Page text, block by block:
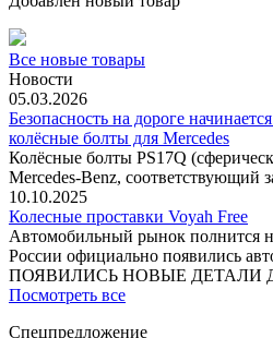
Все новые товары
Новости
05.03.2026
Безопасность на дороге
колёсные болты для Mercedes
Колёсные болты PS17Q
Mercedes‑Benz, соответствующий
10.10.2025
Колесные проставки Voyah Free
Автомобильный рынок полнится
России официально появились
ПОЯВИЛИСЬ НОВЫЕ ДЕТАЛИ
Посмотреть все
Спецпредложение